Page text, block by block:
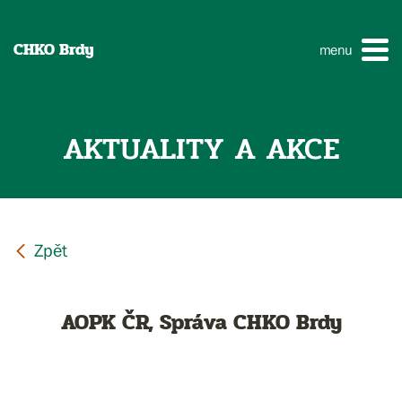
CHKO Brdy menu
AKTUALITY A AKCE
AOPK ČR, Správa CHKO Brdy